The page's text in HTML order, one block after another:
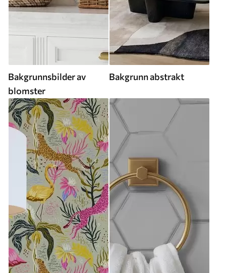
Bakgrunnsbilder av
blomster
Bakgrunn abstrakt